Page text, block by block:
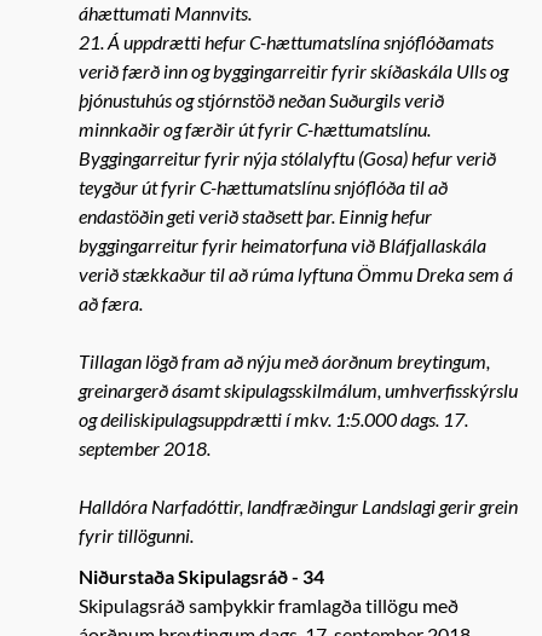
áhættumati Mannvits.
21. Á uppdrætti hefur C-hættumatslína snjóflóðamats
verið færð inn og byggingarreitir fyrir skíðaskála Ulls og
þjónustuhús og stjórnstöð neðan Suðurgils verið
minnkaðir og færðir út fyrir C-hættumatslínu.
Byggingarreitur fyrir nýja stólalyftu (Gosa) hefur verið
teygður út fyrir C-hættumatslínu snjóflóða til að
endastöðin geti verið staðsett þar. Einnig hefur
byggingarreitur fyrir heimatorfuna við Bláfjallaskála
verið stækkaður til að rúma lyftuna Ömmu Dreka sem á
að færa.
Tillagan lögð fram að nýju með áorðnum breytingum,
greinargerð ásamt skipulagsskilmálum, umhverfisskýrslu
og deiliskipulagsuppdrætti í mkv. 1:5.000 dags. 17.
september 2018.
Halldóra Narfadóttir, landfræðingur Landslagi gerir grein
fyrir tillögunni.
Niðurstaða Skipulagsráð - 34
Skipulagsráð samþykkir framlagða tillögu með